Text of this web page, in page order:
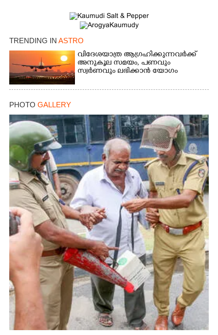
TRENDING IN ASTRO
വിദേശയാത്ര ആഗ്രഹിക്കുന്നവർക്ക്
അനുകൂല സമയം,​ പണവും
സ്വർണവും ലഭിക്കാൻ യോഗം
PHOTO GALLERY
×
Share this link
Copy Link